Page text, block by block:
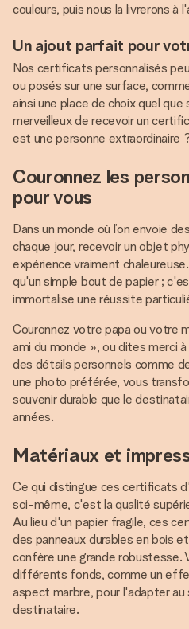
couleurs, puis nous la livrerons à
Un ajout parfait pour
Nos certificats personnalisés
ou posés sur une surface,
ainsi une place de choix quel
merveilleux de recevoir un
est une personne extraordinaire
Couronnez les
pour vous
Dans un monde où l’on envoie
chaque jour, recevoir un objet
expérience vraiment
qu'un simple bout de papier ;
immortalise une réussite
Couronnez votre papa ou votre
ami du monde », ou dites merci
des détails personnels comme
une photo préférée, vous
souvenir durable que le
années.
Matériaux et
Ce qui distingue ces certificats
soi-même, c'est la qualité
Au lieu d'un papier fragile, ces
des panneaux durables en bois
confère une grande robustesse.
différents fonds, comme un
aspect marbre, pour l'adapter
destinataire.